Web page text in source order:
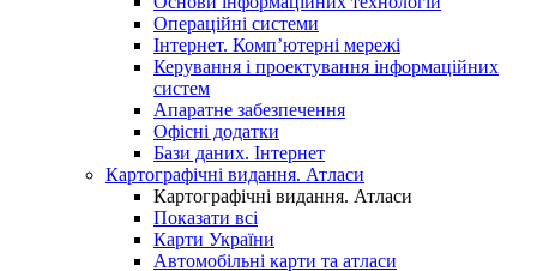
Операційні системи
Інтернет. Комп’ютерні мережі
Керування і проектування інформаційних
систем
Апаратне забезпечення
Офісні додатки
Бази даних. Інтернет
Картографічні видання. Атласи
Картографічні видання. Атласи
Показати всі
Карти України
Автомобільні карти та атласи